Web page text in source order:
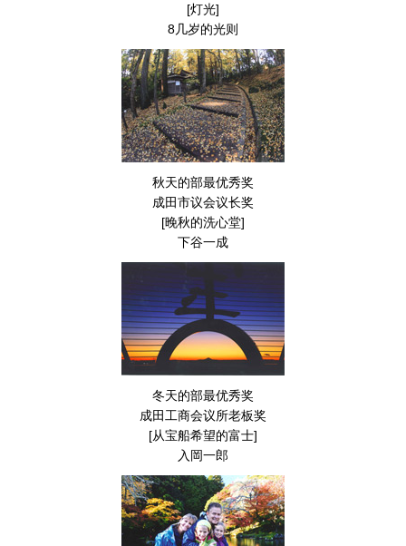
[灯光]
8几岁的光则
秋天的部最优秀奖
成田市议会议长奖
[晚秋的洗心堂]
下谷一成
冬天的部最优秀奖
成田工商会议所老板奖
[从宝船希望的富士]
入岡一郎